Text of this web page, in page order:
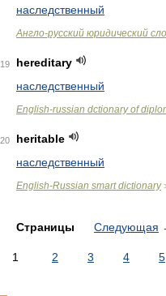
наследственный
Англо-русский юридический
19
hereditary
наследственный
English-russian dctionary of
20
heritable
наследственный
English-Russian smart dictionary
Страницы Следующая
1 2 3 4 5